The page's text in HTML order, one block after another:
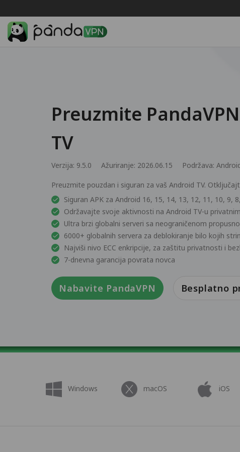
Preuzmite
TV
Verzija: 9.5.0 Ažuriranje: 2026.06.15 Podržava:
Preuzmite pouzdan i siguran za vaš Android TV.
Siguran APK za Android 16, 15, 14, 13, 12, 11, 10, 9,
Održavajte svoje aktivnosti na Android TV-u
Ultra brzi globalni serveri sa neograničenom
6000+ globalnih servera za deblokiranje bilo kojih
Najviši nivo ECC enkripcije, za zaštitu privatnosti i
7-dnevna garancija povrata novca
Nabavite PandaVPN Besplatno
Windows macOS iOS